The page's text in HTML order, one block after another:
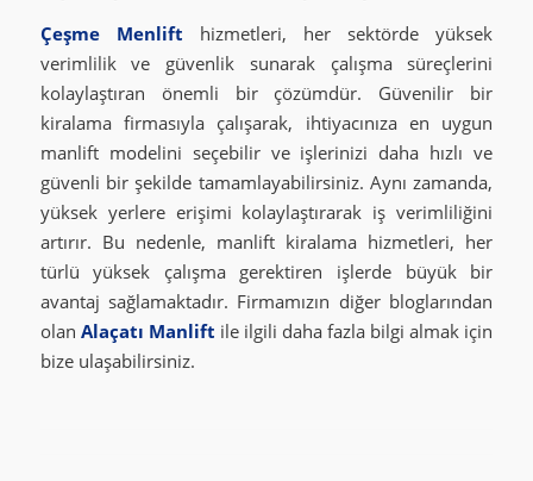
Çeşme Menlift hizmetleri, her sektörde yüksek
verimlilik ve güvenlik sunarak çalışma süreçlerini
kolaylaştıran önemli bir çözümdür. Güvenilir bir
kiralama firmasıyla çalışarak, ihtiyacınıza en uygun
manlift modelini seçebilir ve işlerinizi daha hızlı ve
güvenli bir şekilde tamamlayabilirsiniz. Aynı zamanda,
yüksek yerlere erişimi kolaylaştırarak iş verimliliğini
artırır. Bu nedenle, manlift kiralama hizmetleri, her
türlü yüksek çalışma gerektiren işlerde büyük bir
avantaj sağlamaktadır. Firmamızın diğer bloglarından
olan Alaçatı Manlift ile ilgili daha fazla bilgi almak için
bize ulaşabilirsiniz.